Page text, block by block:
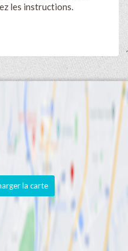
les instructions.
la carte